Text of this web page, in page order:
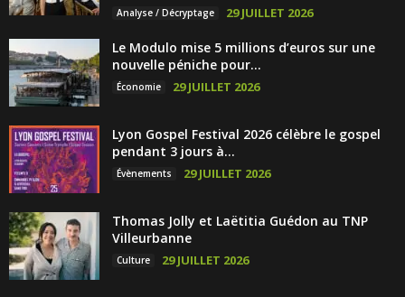
Analyse / Décryptage 29 JUILLET 2026
Le Modulo mise 5 millions d’euros sur une
nouvelle péniche pour...
Économie 29 JUILLET 2026
Lyon Gospel Festival 2026 célèbre le gospel
pendant 3 jours à...
Évènements 29 JUILLET 2026
Thomas Jolly et Laëtitia Guédon au TNP
Villeurbanne
Culture 29 JUILLET 2026